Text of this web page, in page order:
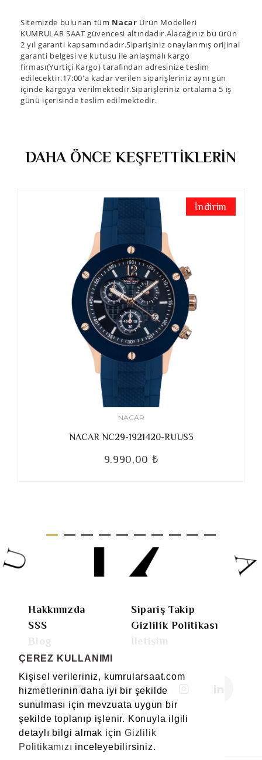
ÇEREZ KULLANIMI
Kişisel verileriniz, kumrularsaat.com
hizmetlerinin daha iyi bir şekilde
sunulması için mevzuata uygun bir
şekilde toplanıp işlenir. Konuyla ilgili
detaylı bilgi almak içinGizlilik
Politikamızı inceleyebilirsiniz.
Sitemizde bulunan tüm Nacar Ürün Modelleri
KUMRULAR SAAT güvencesi altındadır.Alacağınız bu ürün
2 yıl garanti kapsamındadır.Siparişiniz onaylanmış orijinal
garanti belgesi ve kutusu ile anlaşmalı kargo
firması(Yurtiçi Kargo) tarafından adresinize teslim
edilecektir.17:00'a kadar verilen siparişleriniz aynı gün
içinde kargoya verilmektedir.Siparişleriniz ortalama 5 iş
günü içerisinde teslim edilmektedir.
DAHA ÖNCE KEŞFETTİKLERİN
İndirim
NACAR
NACAR NC29-1921420-RUUS3
9.990,00 ₺
Hakkımızda
Sipariş Takip
SSS
Gizlilik Politikası